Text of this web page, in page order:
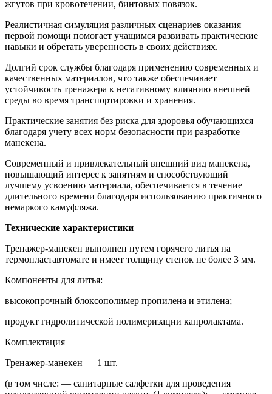
жгутов при кровотечении, бинтовых повязок.
Реалистичная симуляция различных сценариев оказания
первой помощи помогает учащимся развивать практические
навыки и обретать уверенность в своих действиях.
Долгий срок службы благодаря применению современных и
качественных материалов, что также обеспечивает
устойчивость тренажера к негативному влиянию внешней
среды во время транспортировки и хранения.
Практические занятия без риска для здоровья обучающихся
благодаря учету всех норм безопасности при разработке
манекена.
Современный и привлекательный внешний вид манекена,
повышающий интерес к занятиям и способствующий
лучшему усвоению материала, обеспечивается в течение
длительного времени благодаря использованию практичного
немаркого камуфляжа.
Технические характеристики
Тренажер-манекен выполнен путем горячего литья на
термопластавтомате и имеет толщину стенок не более 3 мм.
Компоненты для литья:
высокопрочный блоксополимер пропилена и этилена;
продукт гидролитической полимеризации капролактама.
Комплектация
Тренажер-манекен — 1 шт.
(в том числе: — санитарные салфетки для проведения